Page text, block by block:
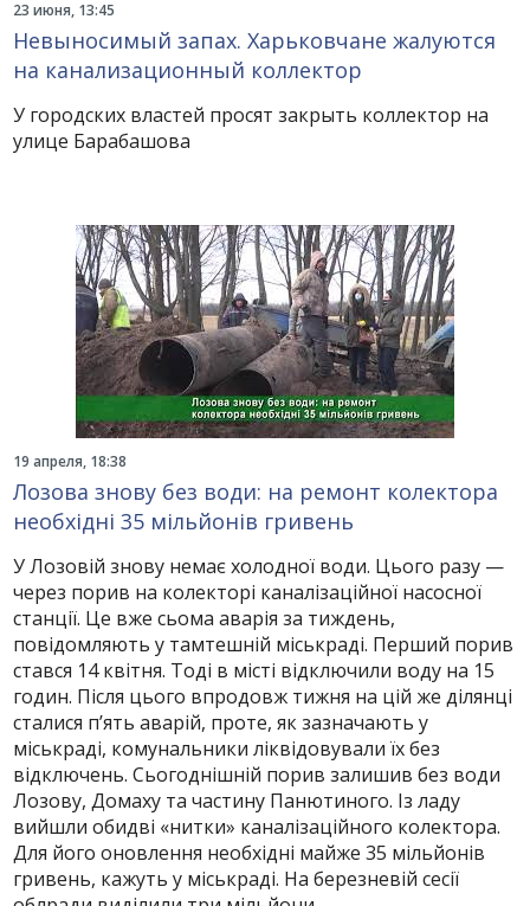
23 июня, 13:45
Невыносимый запах. Харьковчане жалуются
на канализационный коллектор
У городских властей просят закрыть коллектор на
улице Барабашова
19 апреля, 18:38
Лозова знову без води: на ремонт колектора
необхідні 35 мільйонів гривень
У Лозовій знову немає холодної води. Цього разу —
через порив на колекторі каналізаційної насосної
станції. Це вже сьома аварія за тиждень,
повідомляють у тамтешній міськраді. Перший порив
стався 14 квітня. Тоді в місті відключили воду на 15
годин. Після цього впродовж тижня на цій же ділянці
сталися п’ять аварій, проте, як зазначають у
міськраді, комунальники ліквідовували їх без
відключень. Сьогоднішній порив залишив без води
Лозову, Домаху та частину Панютиного. Із ладу
вийшли обидві «нитки» каналізаційного колектора.
Для його оновлення необхідні майже 35 мільйонів
гривень, кажуть у міськраді. На березневій сесії